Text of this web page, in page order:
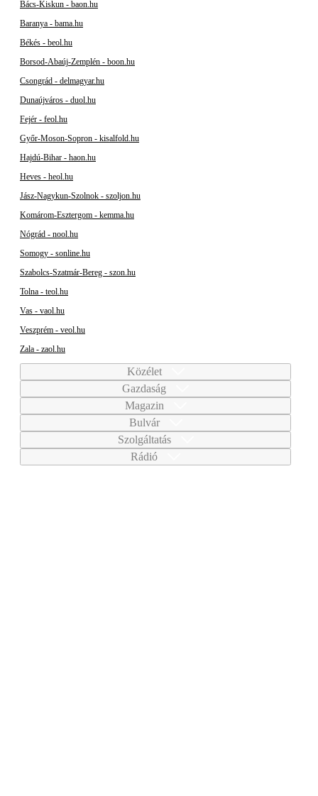
Bács-Kiskun - baon.hu
Baranya - bama.hu
Békés - beol.hu
Borsod-Abaúj-Zemplén - boon.hu
Csongrád - delmagyar.hu
Dunaújváros - duol.hu
Fejér - feol.hu
Győr-Moson-Sopron - kisalfold.hu
Hajdú-Bihar - haon.hu
Heves - heol.hu
Jász-Nagykun-Szolnok - szoljon.hu
Komárom-Esztergom - kemma.hu
Nógrád - nool.hu
Somogy - sonline.hu
Szabolcs-Szatmár-Bereg - szon.hu
Tolna - teol.hu
Vas - vaol.hu
Veszprém - veol.hu
Zala - zaol.hu
Közélet
Gazdaság
Magazin
Bulvár
Szolgáltatás
Rádió